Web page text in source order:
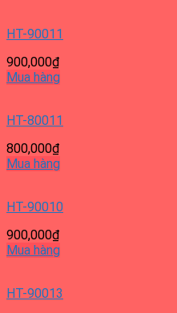
HT-90011
900,000₫
Mua hàng
HT-80011
800,000₫
Mua hàng
HT-90010
900,000₫
Mua hàng
HT-90013